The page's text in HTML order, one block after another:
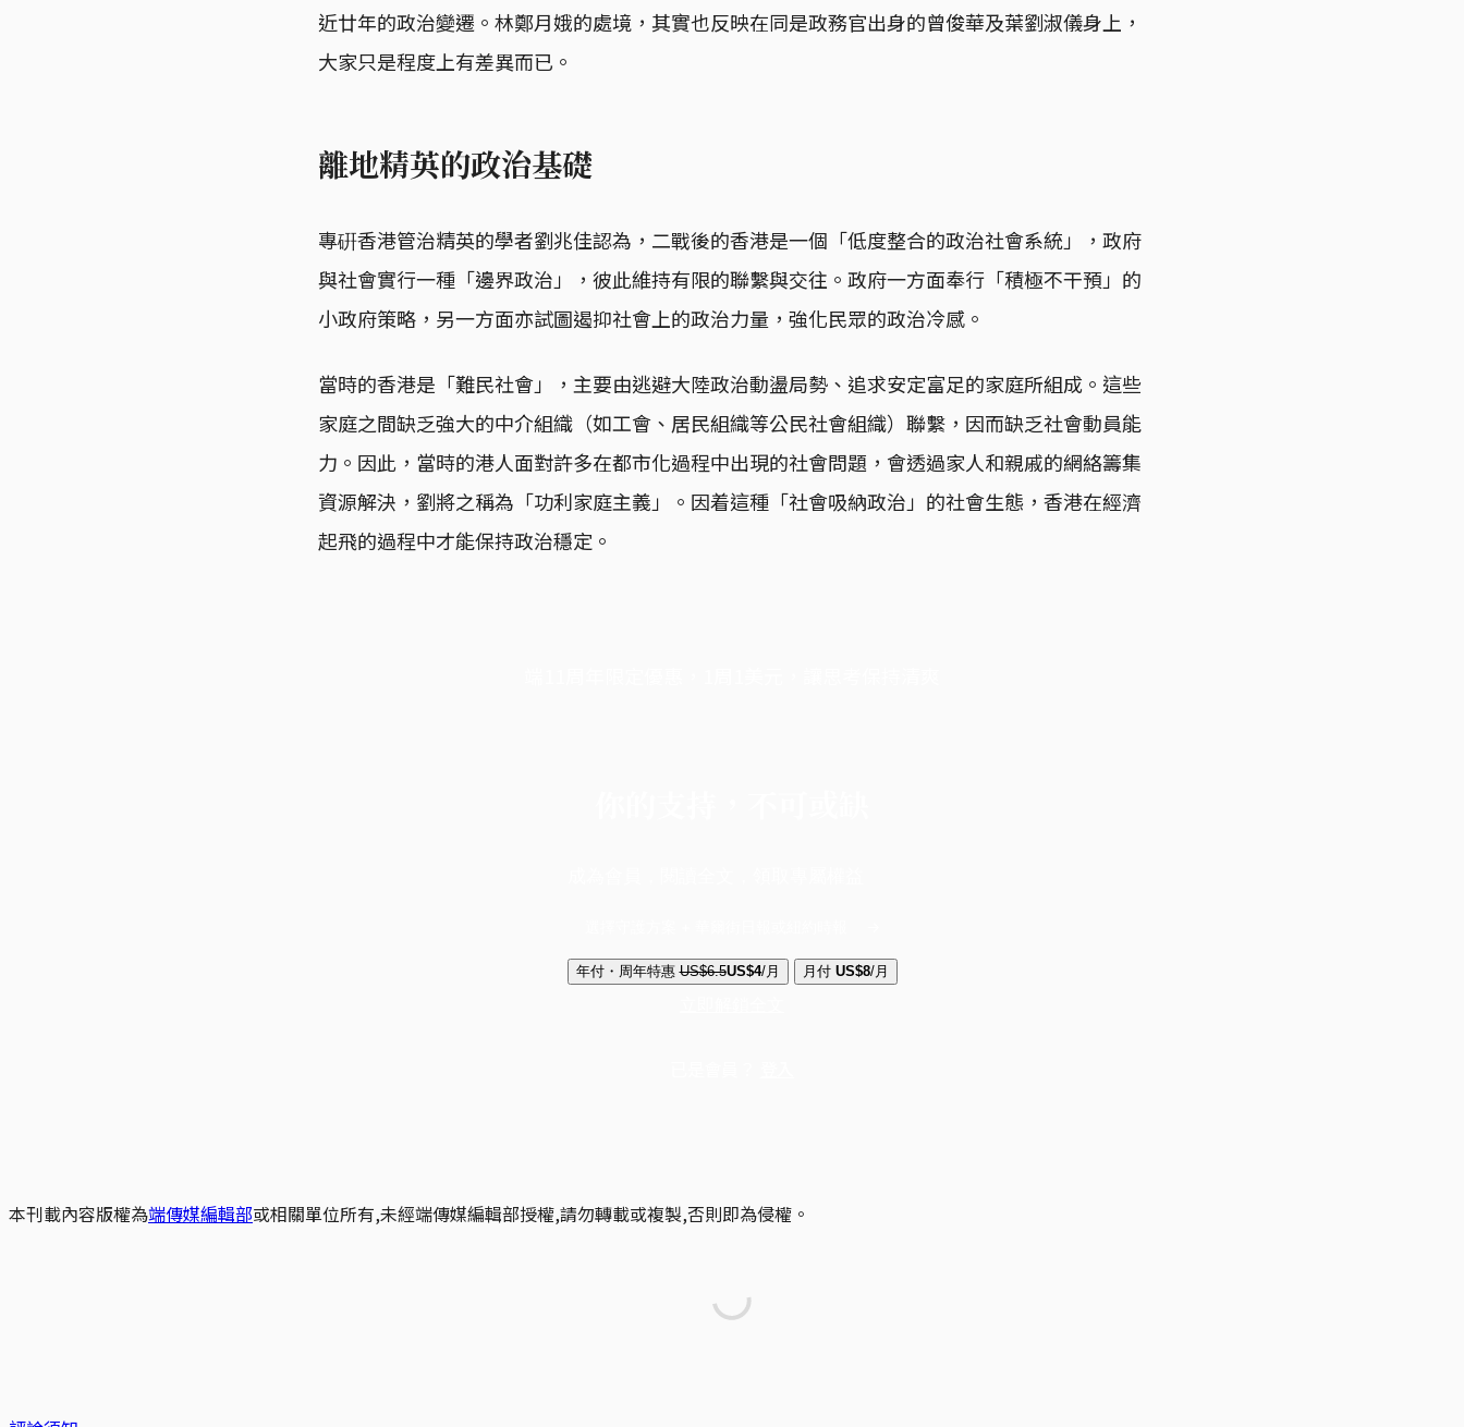
近廿年的政治變遷。林鄭月娥的處境，其實也反映在同是政務官出身的曾俊華及葉劉淑儀身上，
大家只是程度上有差異而已。
離地精英的政治基礎
專硏香港管治精英的學者劉兆佳認為，二戰後的香港是一個「低度整合的政治社會系統」，政府
與社會實行一種「邊界政治」，彼此維持有限的聯繫與交往。政府一方面奉行「積極不干預」的
小政府策略，另一方面亦試圖遏抑社會上的政治力量，強化民眾的政治冷感。
當時的香港是「難民社會」，主要由逃避大陸政治動盪局勢、追求安定富足的家庭所組成。這些
家庭之間缺乏強大的中介組織（如工會、居民組織等公民社會組織）聯繫，因而缺乏社會動員能
力。因此，當時的港人面對許多在都市化過程中出現的社會問題，會透過家人和親戚的網絡籌集
資源解決，劉將之稱為「功利家庭主義」。因着這種「社會吸納政治」的社會生態，香港在經濟
起飛的過程中才能保持政治穩定。
年付・周年特惠 US$6.5US$4/月 月付 US$8/月
本刊載內容版權為端傳媒編輯部或相關單位所有,未經端傳媒編輯部授權,請勿轉載或複製,否則即為侵權。